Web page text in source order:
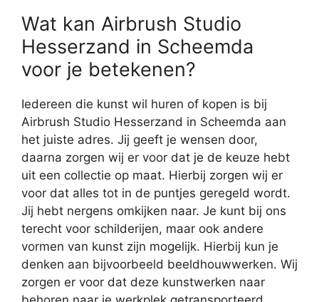
Wat kan Airbrush Studio
Hesserzand in Scheemda
voor je betekenen?
Iedereen die kunst wil huren of kopen is bij
Airbrush Studio Hesserzand in Scheemda aan
het juiste adres. Jij geeft je wensen door,
daarna zorgen wij er voor dat je de keuze hebt
uit een collectie op maat. Hierbij zorgen wij er
voor dat alles tot in de puntjes geregeld wordt.
Jij hebt nergens omkijken naar. Je kunt bij ons
terecht voor schilderijen, maar ook andere
vormen van kunst zijn mogelijk. Hierbij kun je
denken aan bijvoorbeeld beeldhouwwerken. Wij
zorgen er voor dat deze kunstwerken naar